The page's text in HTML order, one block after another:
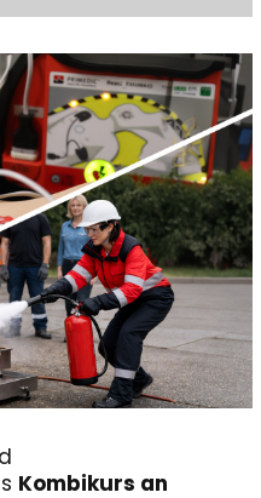
Kombikurs an